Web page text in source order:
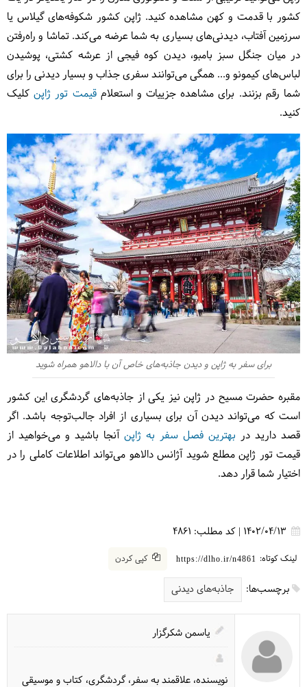
کشور با قدمت و کهن مشاهده کنید. ژاپن کشور شکوفه‌های گیلاس یا
سرزمین آفتاب، دیدنی‌های بسیاری به شما عرضه می‌کند. تماشا و راه‌رفتن
در میان جنگل سبز بامبو، دیدن کوه فیجی از عرشه کشتی، پوشیدن
لباس‌های کیمونو و... همگی می‌توانند سفری جذاب و بسیار دیدنی را برای
شما رقم بزنند. برای مشاهده جزییات و استعلامقیمت تور ژاپنکلیک
کنید.
برای سفر به ژاپن و دیدن جاذبه‌های خاص آن با دالاهو همراه شوید
مقبره حضرت مسیح در ژاپن نیز یکی از جاذبه‌های گردشگری این کشور
است که می‌تواند دیدن آن برای بسیاری از افراد جالب‌توجه باشد. اگر
قصد دارید در بهترین فصل سفر به ژاپن آنجا باشید و می‌خواهید از
قیمت تور ژاپن مطلع شوید آژانس دالاهو می‌تواند اطلاعات کاملی را در
اختیار شما قرار دهد.
1402/04/13
| کد مطلب: 4861
لینک کوتاه: https://dlho.ir/n4861 کپی کردن
برچسب‌ها: جاذبه‌های دیدنی
یاسمن شکرگزار
نویسنده، علاقمند به سفر، گردشگری، کتاب و موسیقی